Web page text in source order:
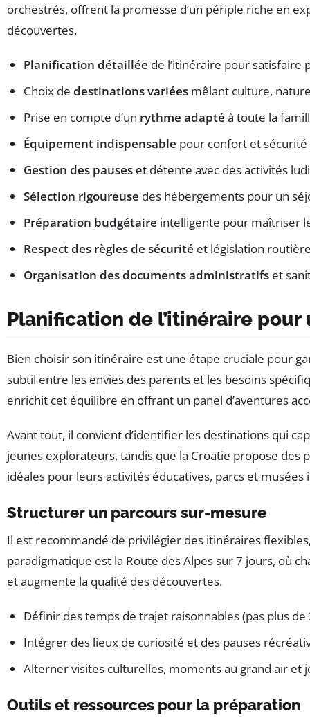
orchestrés, offrent la promesse d’un périple riche en
découvertes.
Planification détaillée de l’itinéraire pour satisfaire
Choix de destinations variées mêlant culture,
Prise en compte d’un rythme adapté à toute la
Équipement indispensable pour confort et
Gestion des pauses et détente avec des activités
Sélection rigoureuse des hébergements pour un
Préparation budgétaire intelligente pour maîtriser
Respect des règles de sécurité et législation
Organisation des documents administratifs et
Planification de l’itinéraire
Bien choisir son itinéraire est une étape cruciale pour
subtil entre les envies des parents et les besoins
enrichit cet équilibre en offrant un panel d’aventures
Avant tout, il convient d’identifier les destinations qui
jeunes explorateurs, tandis que la Croatie propose des
idéales pour leurs activités éducatives, parcs et
Structurer un parcours sur-mesure
Il est recommandé de privilégier des itinéraires
paradigmatique est la Route des Alpes sur 7 jours, où
et augmente la qualité des découvertes.
Définir des temps de trajet raisonnables (pas plus
Intégrer des lieux de curiosité et des pauses
Alterner visites culturelles, moments au grand air et
Outils et ressources pour la préparation